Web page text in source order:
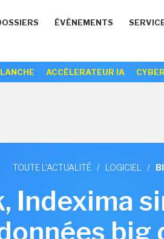
ÉVÉNEMENTS
ACCÉLERATEUR IA
TOUTE L'ACTUALITÉ / LOGICIEL /
Indexima
big